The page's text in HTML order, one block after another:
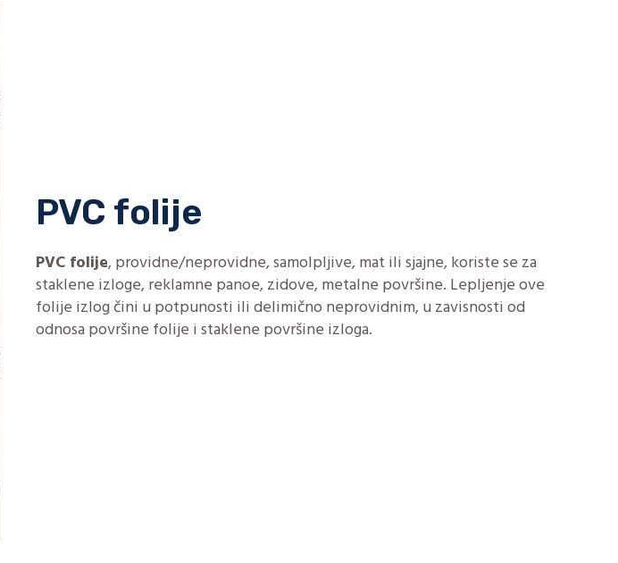
PVC folije
PVC folije, providne/neprovidne, samolpljive, mat ili sjajne, koriste se za
staklene izloge, reklamne panoe, zidove, metalne površine. Lepljenje ove
folije izlog čini u potpunosti ili delimično neprovidnim, u zavisnosti od
odnosa površine folije i staklene površine izloga.